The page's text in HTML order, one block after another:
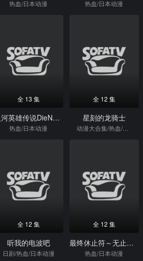
热血/日本动漫 热血/日本动漫
全 13 集
银河英雄传说DieNeueThese邂逅
热血/日本动漫
全 12 集
星刻的龙骑士
动漫大合集/热血/日本动漫
全 12 集
听我的电波吧
日剧/热血/日本动漫
全 12 集
最终休止符～无止境的螺旋物语～
热血/日本动漫